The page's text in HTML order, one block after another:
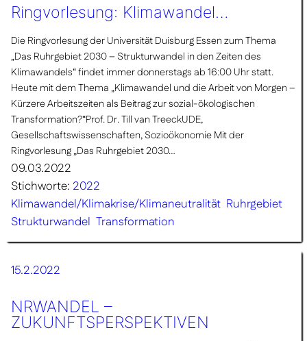
Ringvorlesung: Klimawandel…
Die Ringvorlesung der Universität Duisburg Essen zum Thema
„Das Ruhrgebiet 2030 – Strukturwandel in den Zeiten des
Klimawandels“ findet immer donnerstags ab 16:00 Uhr statt.
Heute mit dem Thema „Klimawandel und die Arbeit von Morgen –
Kürzere Arbeitszeiten als Beitrag zur sozial-ökologischen
Transformation?“Prof. Dr. Till van TreeckUDE,
Gesellschaftswissenschaften, Sozioökonomie Mit der
Ringvorlesung „Das Ruhrgebiet 2030…
09.03.2022
Stichworte: 2022
Klimawandel/Klimakrise/Klimaneutralität Ruhrgebiet
Strukturwandel Transformation
15.2.2022
NRWANDEL –
ZUKUNFTSPERSPEKTIVEN